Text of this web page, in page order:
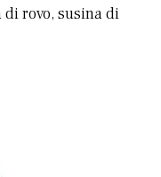
rovo, susina di